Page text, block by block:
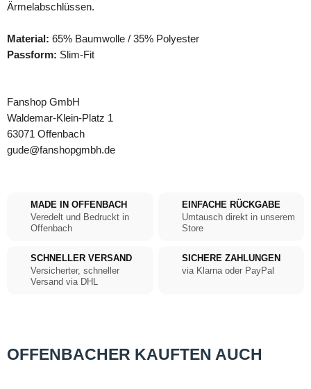
Ärmelabschlüssen.
Material: 65% Baumwolle / 35% Polyester
Passform: Slim-Fit
Fanshop GmbH
Waldemar-Klein-Platz 1
63071 Offenbach
gude@fanshopgmbh.de
MADE IN OFFENBACH
Veredelt und Bedruckt in
Offenbach
EINFACHE RÜCKGABE
Umtausch direkt in unserem
Store
SCHNELLER VERSAND
Versicherter, schneller
Versand via DHL
SICHERE ZAHLUNGEN
via Klarna oder PayPal
OFFENBACHER KAUFTEN AUCH